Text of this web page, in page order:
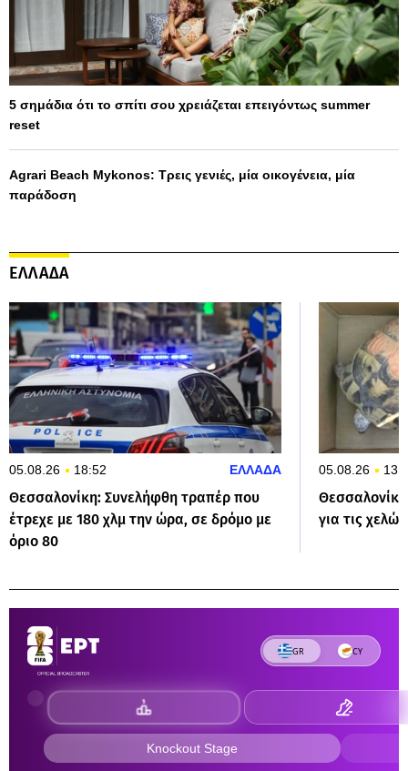
5 σημάδια ότι το σπίτι σου χρειάζεται επειγόντως summer
reset
Agrari Beach Mykonos: Τρεις γενιές, μία οικογένεια, μία
παράδοση
ΕΛΛΑΔΑ
05.08.26 18:52 ΕΛΛΑΔΑ
Θεσσαλονίκη: Συνελήφθη τραπέρ που
έτρεχε με 180 χλμ την ώρα, σε δρόμο με
όριο 80
05.08.26
για τις